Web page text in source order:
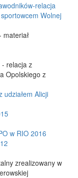
relacja
Wolnej
materiał
- relacja z
Opolskiego z
udziałem Alicji
w RIO 2016
zrealizowany w